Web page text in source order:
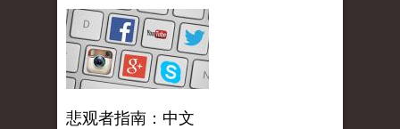
悲观者指南：中文